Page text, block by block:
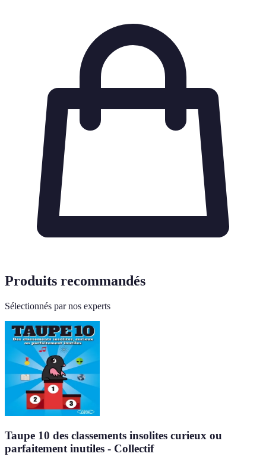
Produits recommandés
Sélectionnés par nos experts
Taupe 10 des classements insolites curieux ou
parfaitement inutiles - Collectif